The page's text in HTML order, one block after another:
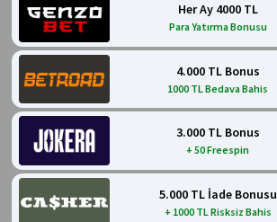
Her Ay 4000 TL
Para Yatırma Bonusu
4.000 TL Bonus
1000 TL Bedava Bahis
3.000 TL Bonus
+ 50 Freespin
5.000 TL İade Bonusu
+ 1000 TL Risksiz Bahis